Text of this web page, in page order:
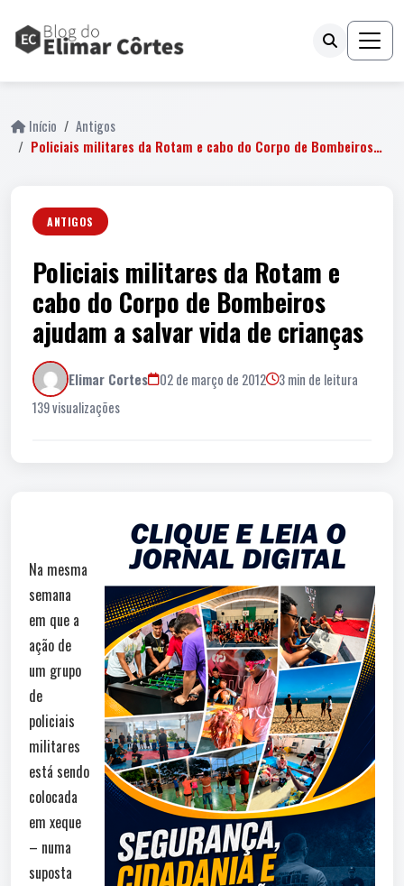
Início
Antigos
Policiais militares da Rotam e cabo do Corpo de Bombeiros…
ANTIGOS
Policiais militares da Rotam e
cabo do Corpo de Bombeiros
ajudam a salvar vida de crianças
Elimar Cortes 02 de março de 2012
3 min de leitura
139 visualizações
Na mesma
semana
em que a
ação de
um grupo
de
policiais
militares
está sendo
colocada
em xeque
– numa
suposta